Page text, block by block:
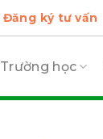
Đăng ký tư vấn
Trường học